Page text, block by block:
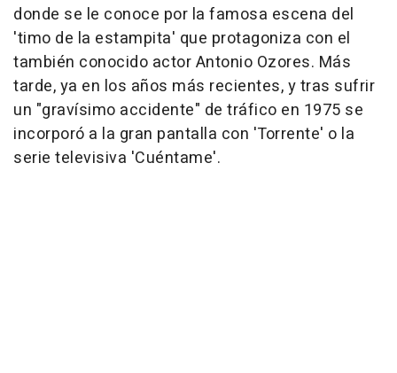
donde se le conoce por la famosa escena del
'timo de la estampita' que protagoniza con el
también conocido actor Antonio Ozores. Más
tarde, ya en los años más recientes, y tras sufrir
un "gravísimo accidente" de tráfico en 1975 se
incorporó a la gran pantalla con 'Torrente' o la
serie televisiva 'Cuéntame'.